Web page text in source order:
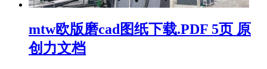
mtw欧版磨cad图纸下载.PDF 5页 原
创力文档